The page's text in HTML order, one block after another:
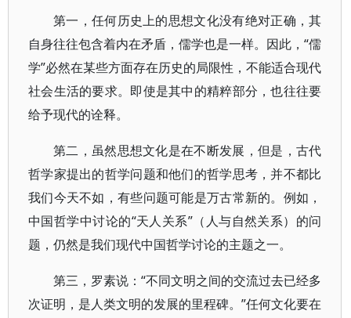
第一，任何历史上的思想文化没有绝对正确，其
自身往往包含着内在矛盾，儒学也是一样。因此，“儒
学”必然在某些方面存在历史的局限性，不能适合现代
社会生活的要求。即使是其中的精粹部分，也往往要
给予现代的诠释。
第二，虽然思想文化是在不断发展，但是，古代
哲学家提出的哲学问题和他们的哲学思考，并不都比
我们今天不如，有些问题可能是万古常新的。例如，
中国哲学中讨论的“天人关系”（人与自然关系）的问
题，仍然是我们现代中国哲学讨论的主题之一。
第三，罗素说：“不同文明之间的交流过去已经多
次证明，是人类文明的发展的里程碑。”任何文化要在